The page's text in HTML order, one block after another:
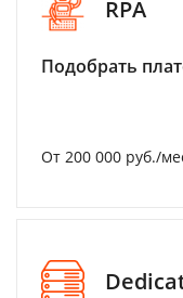
RPA
Подобрать
От 200 000 руб./